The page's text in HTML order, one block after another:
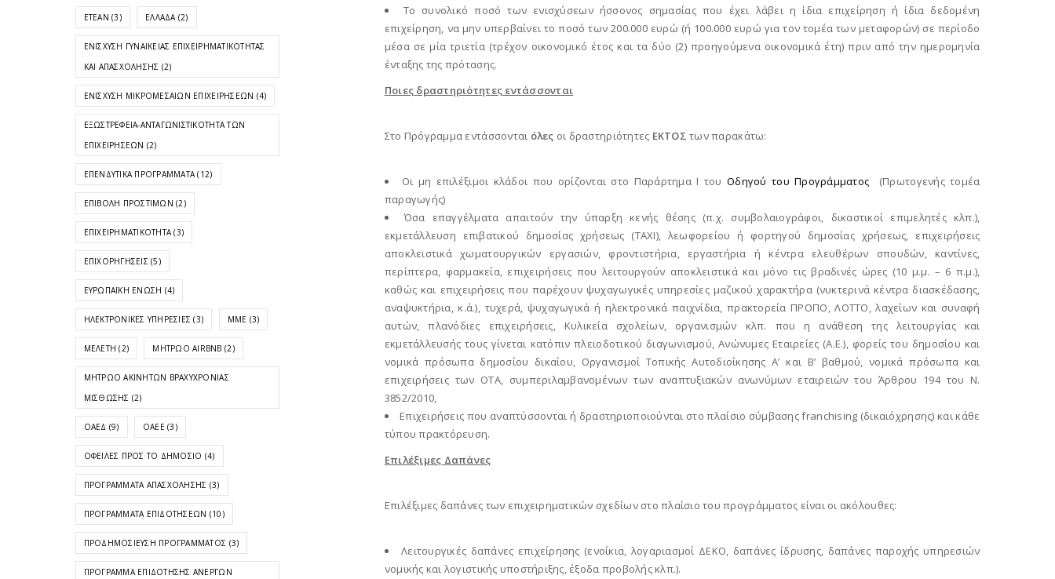
Το συνολικό ποσό των ενισχύσεων ήσσονος σημασίας που έχει λάβει η ίδια επιχείρηση ή ίδια δεδομένη
επιχείρηση, να μην υπερβαίνει το ποσό των 200.000 ευρώ (ή 100.000 ευρώ για τον τομέα των μεταφορών) σε περίοδο
μέσα σε μία τριετία (τρέχον οικονομικό έτος και τα δύο (2) προηγούμενα οικονομικά έτη) πριν από την ημερομηνία
ένταξης της πρότασης.
Ποιες δραστηριότητες εντάσσονται
Στο Πρόγραμμα εντάσσονται όλες οι δραστηριότητες ΕΚΤΟΣ των παρακάτω:
Οι μη επιλέξιμοι κλάδοι που ορίζονται στο Παράρτημα Ι τουΟδηγού του Προγράμματος (Πρωτογενής τομέα
παραγωγής)
Όσα επαγγέλματα απαιτούν την ύπαρξη κενής θέσης (π.χ. συμβολαιογράφοι, δικαστικοί επιμελητές κλπ.),
εκμετάλλευση επιβατικού δημοσίας χρήσεως (ΤΑΧΙ), λεωφορείου ή φορτηγού δημοσίας χρήσεως, επιχειρήσεις
αποκλειστικά χωματουργικών εργασιών, φροντιστήρια, εργαστήρια ή κέντρα ελευθέρων σπουδών, καντίνες,
περίπτερα, φαρμακεία, επιχειρήσεις που λειτουργούν αποκλειστικά και μόνο τις βραδινές ώρες (10 μ.μ. – 6 π.μ.),
καθώς και επιχειρήσεις που παρέχουν ψυχαγωγικές υπηρεσίες μαζικού χαρακτήρα (νυκτερινά κέντρα διασκέδασης,
αναψυκτήρια, κ.ά.), τυχερά, ψυχαγωγικά ή ηλεκτρονικά παιχνίδια, πρακτορεία ΠΡΟΠΟ, ΛΟΤΤΟ, λαχείων και συναφή
αυτών, πλανόδιες επιχειρήσεις, Κυλικεία σχολείων, οργανισμών κλπ. που η ανάθεση της λειτουργίας και
εκμετάλλευσής τους γίνεται κατόπιν πλειοδοτικού διαγωνισμού, Ανώνυμες Εταιρείες (Α.Ε.), φορείς του δημοσίου και
νομικά πρόσωπα δημοσίου δικαίου, Οργανισμοί Τοπικής Αυτοδιοίκησης Α’ και Β’ βαθμού, νομικά πρόσωπα και
επιχειρήσεις των ΟΤΑ, συμπεριλαμβανομένων των αναπτυξιακών ανωνύμων εταιρειών του Άρθρου 194 του Ν.
3852/2010,
Επιχειρήσεις που αναπτύσσονται ή δραστηριοποιούνται στο πλαίσιο σύμβασης franchising (δικαιόχρησης) και κάθε
τύπου πρακτόρευση.
Επιλέξιμες Δαπάνες
Επιλέξιμες δαπάνες των επιχειρηματικών σχεδίων στο πλαίσιο του προγράμματος είναι οι ακόλουθες:
Λειτουργικές δαπάνες επιχείρησης (ενοίκια, λογαριασμοί ΔΕΚΟ, δαπάνες ίδρυσης, δαπάνες παροχής υπηρεσιών
νομικής και λογιστικής υποστήριξης, έξοδα προβολής κλπ.).
ΕΤΕΑΝ (3) ΕΛΛΆΔΑ(2)
ΕΝΊΣΧΥΣΗ ΓΥΝΑΙΚΕΊΑΣ ΕΠΙΧΕΙΡΗΜΑΤΙΚΌΤΗΤΑΣ
ΚΑΙ ΑΠΑΣΧΌΛΗΣΗΣ (2)
ΕΝΊΣΧΥΣΗ ΜΙΚΡΟΜΕΣΑΊΩΝ ΕΠΙΧΕΙΡΉΣΕΩΝ (4)
ΕΞΩΣΤΡΈΦΕΙΑ-ΑΝΤΑΓΩΝΙΣΤΙΚΌΤΗΤΑ ΤΩΝ
ΕΠΙΧΕΙΡΉΣΕΩΝ (2)
ΕΠΕΝΔΥΤΙΚΆ ΠΡΟΓΡΆΜΜΑΤΑ(12)
ΕΠΙΒΟΛΉ ΠΡΟΣΤΊΜΩΝ (2)
ΕΠΙΧΕΙΡΗΜΑΤΙΚΌΤΗΤΑ(3)
ΕΠΙΧΟΡΗΓΉΣΕΙΣ (5)
ΕΥΡΩΠΑΪΚΉ ΈΝΩΣΗ (4)
ΗΛΕΚΤΡΟΝΙΚΈΣ ΥΠΗΡΕΣΊΕΣ (3) ΜΜΕ (3)
ΜΕΛΈΤΗ (2) ΜΗΤΡΏΟ AIRBNB (2)
ΜΗΤΡΏΟ ΑΚΙΝΉΤΩΝ ΒΡΑΧΥΧΡΌΝΙΑΣ
ΜΊΣΘΩΣΗΣ (2)
ΟΑΕΔ (9) ΟΑΕΕ (3)
ΟΦΕΙΛΈΣ ΠΡΟΣ ΤΟ ΔΗΜΌΣΙΟ (4)
ΠΡΟΓΡΆΜΜΑΤΑ ΑΠΑΣΧΌΛΗΣΗΣ (3)
ΠΡΟΓΡΆΜΜΑΤΑ ΕΠΙΔΟΤΉΣΕΩΝ (10)
ΠΡΟΔΗΜΟΣΊΕΥΣΗ ΠΡΟΓΡΆΜΜΑΤΟΣ (3)
ΠΡΌΓΡΑΜΜΑ ΕΠΙΔΌΤΗΣΗΣ ΑΝΈΡΓΩΝ